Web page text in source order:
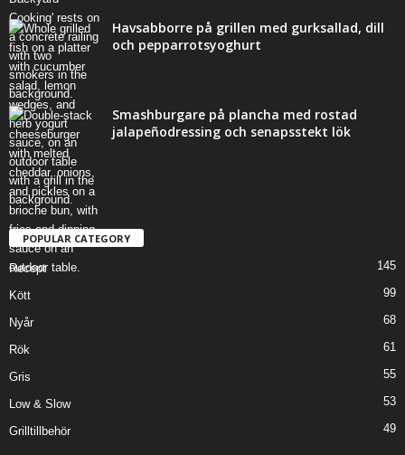
Havsabborre på grillen med gurksallad, dill
och pepparrotsyoghurt
Smashburgare på plancha med rostad
jalapeñodressing och senapsstekt lök
POPULAR CATEGORY
Recept 145
Kött 99
Nyår 68
Rök 61
Gris 55
Low & Slow 53
Grilltillbehör 49